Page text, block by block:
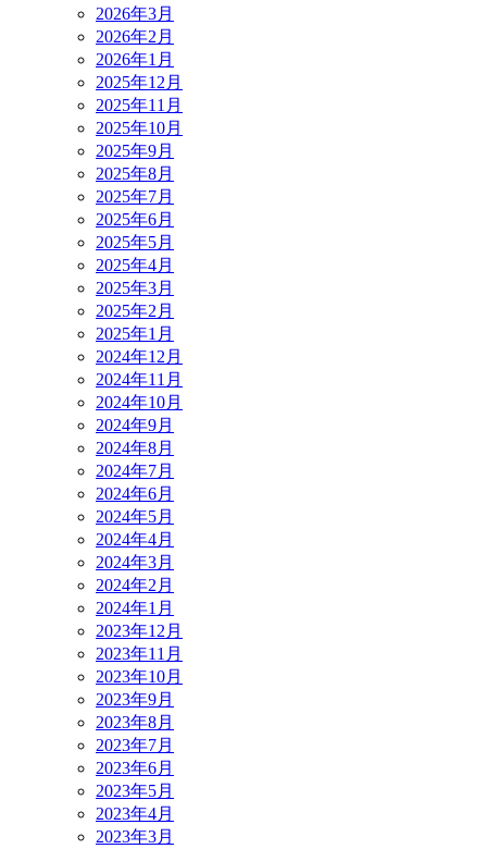
2026年3月
2026年2月
2026年1月
2025年12月
2025年11月
2025年10月
2025年9月
2025年8月
2025年7月
2025年6月
2025年5月
2025年4月
2025年3月
2025年2月
2025年1月
2024年12月
2024年11月
2024年10月
2024年9月
2024年8月
2024年7月
2024年6月
2024年5月
2024年4月
2024年3月
2024年2月
2024年1月
2023年12月
2023年11月
2023年10月
2023年9月
2023年8月
2023年7月
2023年6月
2023年5月
2023年4月
2023年3月